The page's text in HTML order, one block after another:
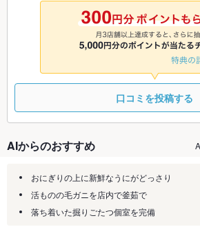
9/6
休 ◎
口コミを投稿する
AIからのおすすめ
おにぎりの上に新鮮なうにがどっさり
活ものの毛ガニを店内で釜茹で
落ち着いた掘りごたつ個室を完備